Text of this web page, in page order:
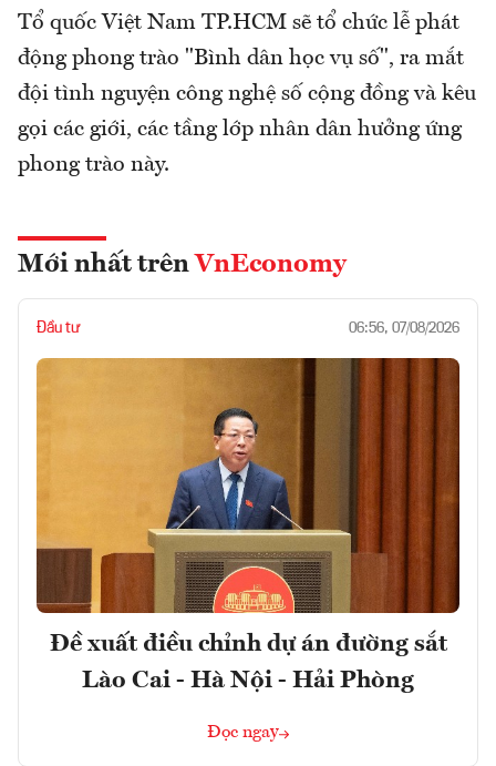
Tổ quốc Việt Nam TP.HCM sẽ tổ chức lễ phát
động phong trào "Bình dân học vụ số", ra mắt
đội tình nguyện công nghệ số cộng đồng và kêu
gọi các giới, các tầng lớp nhân dân hưởng ứng
phong trào này.
Mới nhất trên VnEconomy
Đầu tư 06:56, 07/08/2026
Đề xuất điều chỉnh dự án đường sắt
Lào Cai - Hà Nội - Hải Phòng
Đọc ngay